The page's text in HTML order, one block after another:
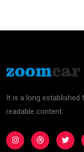
It is a long established
readable content.